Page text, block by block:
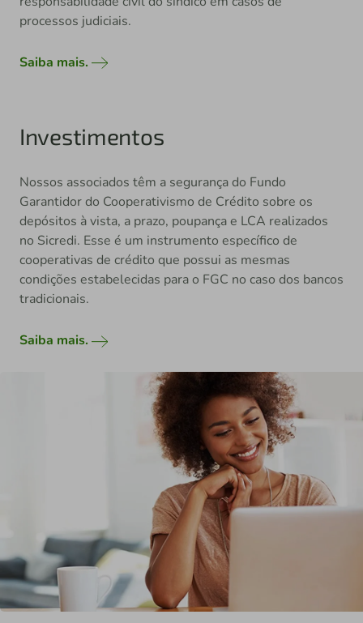
processos judiciais.
Saiba mais.
Investimentos
Nossos associados têm a segurança do Fundo
Garantidor do Cooperativismo de Crédito sobre os
depósitos à vista, a prazo, poupança e LCA realizados
no Sicredi. Esse é um instrumento específico de
cooperativas de crédito que possui as mesmas
condições estabelecidas para o FGC no caso dos bancos
tradicionais.
Saiba mais.